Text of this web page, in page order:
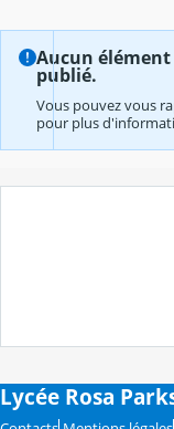
Aucun
publié.
Vous pouvez vous
pour plus
Lycée Rosa